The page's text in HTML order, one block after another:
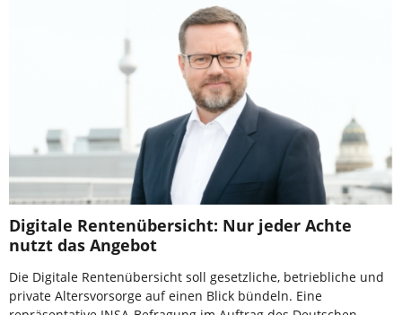
Digitale Rentenübersicht: Nur jeder Achte
nutzt das Angebot
Die Digitale Rentenübersicht soll gesetzliche, betriebliche und
private Altersvorsorge auf einen Blick bündeln. Eine